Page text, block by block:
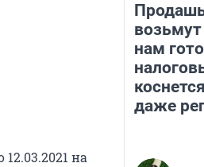
на
нам
даже